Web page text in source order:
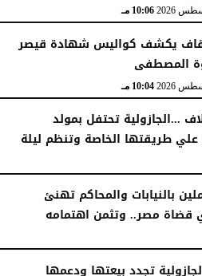
10:06 مـ
يكشف كواليس شهادة قيصر
المصطفى
10:04 مـ
...الجازولية تحتفل بمولد
طريقتها الخاصة وتنظم ليلة
بالنيابات والمحاكم تهنئ
قضاة مصر.. وتثمن اهتمامه
تجدد بيعتها ودعمها